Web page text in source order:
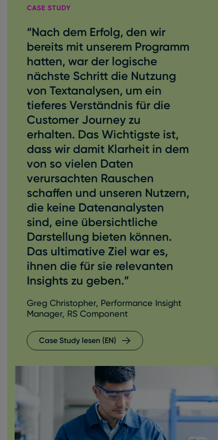
CASE STUDY
“Nach dem Erfolg, den wir
bereits mit unserem Programm
hatten, war der logische
nächste Schritt die Nutzung
von Textanalysen, um ein
tieferes Verständnis für die
Customer Journey zu
erhalten. Das Wichtigste ist,
dass wir damit Klarheit in dem
von so vielen Daten
verursachten Rauschen
schaffen und unseren Nutzern,
die keine Datenanalysten
sind, eine übersichtliche
Darstellung bieten können.
Das ultimative Ziel war es,
ihnen die für sie relevanten
Insights zu geben.”
Greg Christopher, Performance Insight
Manager, RS Component
Case Study lesen (EN)